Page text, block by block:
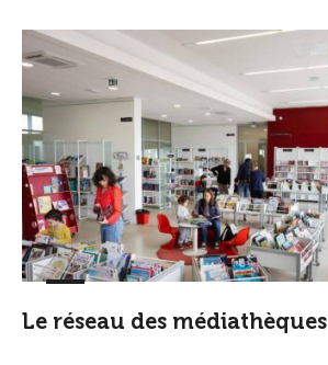
Le réseau des médiathèques